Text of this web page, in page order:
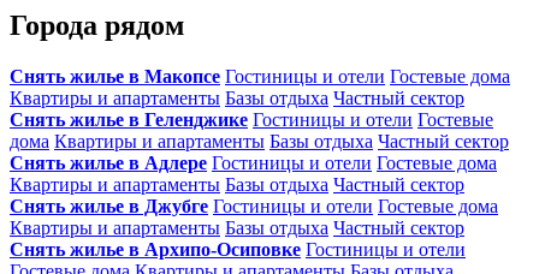
Города рядом
Снять жилье в Макопсе Гостиницы и отели Гостевые дома
Квартиры и апартаменты Базы отдыха Частный сектор
Снять жилье в Геленджике Гостиницы и отели Гостевые
дома Квартиры и апартаменты Базы отдыха Частный сектор
Снять жилье в Адлере Гостиницы и отели Гостевые дома
Квартиры и апартаменты Базы отдыха Частный сектор
Снять жилье в Джубге Гостиницы и отели Гостевые дома
Квартиры и апартаменты Базы отдыха Частный сектор
Снять жилье в Архипо-Осиповке Гостиницы и отели